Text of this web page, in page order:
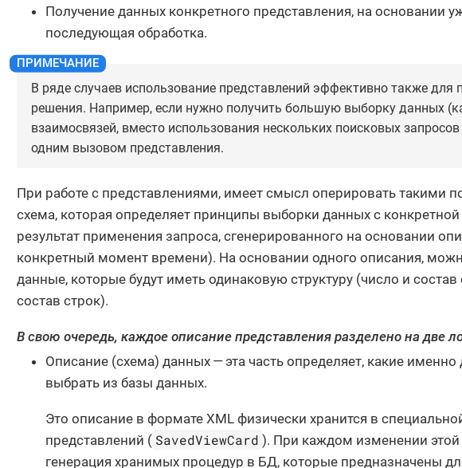
Получение данных конкретного представления, на основании
последующая обработка.
В ряде случаев использование представлений эффективно также
решения. Например, если нужно получить большую выборку данных
взаимосвязей, вместо использования нескольких поисковых
одним вызовом представления.
При работе с представлениями, имеет смысл оперировать такими
схема, которая определяет принципы выборки данных с
результат применения запроса, сгенерированного на основании
конкретный момент времени). На основании одного описания,
данные, которые будут иметь одинаковую структуру (число и
состав строк).
В свою очередь, каждое описание представления разделено на две
Описание (схема) данных — эта часть определяет, какие
выбрать из базы данных.
Это описание в формате XML физически хранится в
представлений ( SavedViewCard ). При каждом изменении
генерация хранимых процедур в БД, которые предназначены